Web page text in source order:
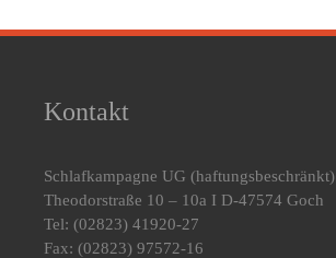
Kontakt
Schlafkampagne UG (haftungsbeschränkt)
Theodorstraße 10 – 10a I D-47574 Goch
Tel: (02823) 41920-27
Fax: (02823) 97572-16